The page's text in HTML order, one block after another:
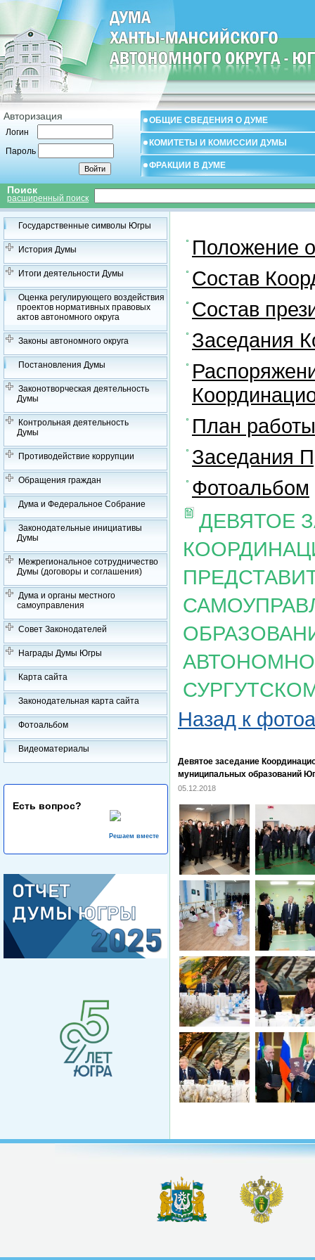
Авторизация
Логин
Пароль
ОБЩИЕ СВЕДЕНИЯ О ДУМЕ
КОМИТЕТЫ И КОМИССИИ ДУМЫ
ФРАКЦИИ В ДУМЕ
Поиск
расширенный поиск
Государственные символы Югры
История Думы
Итоги деятельности Думы
Оценка регулирующего воздействия
проектов нормативных правовых
актов автономного округа
Законы автономного округа
Постановления Думы
Законотворческая деятельность
Думы
Контрольная деятельность
Думы
Противодействие коррупции
Обращения граждан
Дума и Федеральное Собрание
Законодательные инициативы
Думы
Межрегиональное сотрудничество
Думы (договоры и соглашения)
Дума и органы местного
самоуправления
Совет Законодателей
Награды Думы Югры
Карта сайта
Законодательная карта сайта
Фотоальбом
Видеоматериалы
Есть вопрос?
Решаем вместе
Положение
Состав
Состав
Заседания
План
Заседания
Фотоальбом
ДЕВЯТОЕ
Назад к
Девятое заседание
муниципальных образований
05.12.2018